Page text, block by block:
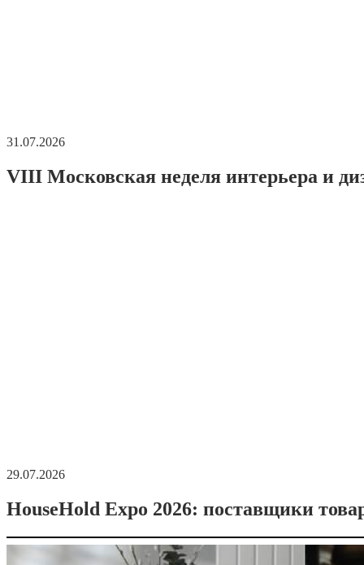
31.07.2026
VIII Московская неделя интерьера и
29.07.2026
HouseHold Expo 2026: поставщики